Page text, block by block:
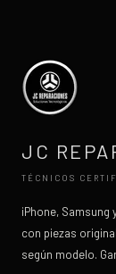
JC
TÉCNICOS
iPhone, Samsung
con piezas
según modelo.